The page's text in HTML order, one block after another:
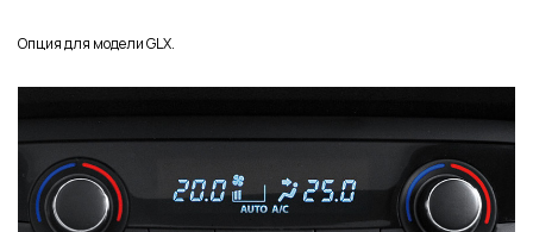
Опция для модели GLX.